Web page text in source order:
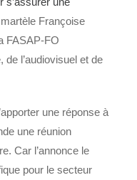
Françoise
FASAP-FO
l’audiovisuel et de
une réponse à
une réunion
Car l’annonce le
pour le secteur